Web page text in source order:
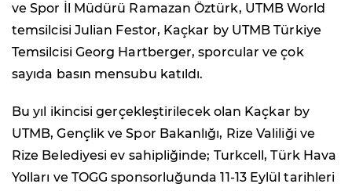
ve Spor İl Müdürü Ramazan Öztürk, UTMB World
temsilcisi Julian Festor, Kaçkar by UTMB Türkiye
Temsilcisi Georg Hartberger, sporcular ve çok
sayıda basın mensubu katıldı.
Bu yıl ikincisi gerçekleştirilecek olan Kaçkar by
UTMB, Gençlik ve Spor Bakanlığı, Rize Valiliği ve
Rize Belediyesi ev sahipliğinde; Turkcell, Türk Hava
Yolları ve TOGG sponsorluğunda 11-13 Eylül tarihleri